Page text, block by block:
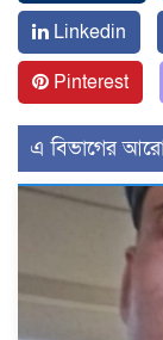
Linkedin
Pinterest
এ বিভাগের